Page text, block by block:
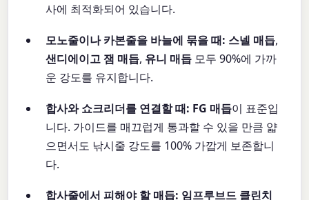
사에 최적화되어 있습니다.
모노줄이나 카본줄을 바늘에 묶을 때: 스넬 매듭,
샌디에이고 잼 매듭, 유니 매듭 모두 90%에 가까
운 강도를 유지합니다.
합사와 쇼크리더를 연결할 때: FG 매듭이 표준입
니다. 가이드를 매끄럽게 통과할 수 있을 만큼 얇
으면서도 낚시줄 강도를 100% 가깝게 보존합니
다.
합사줄에서 피해야 할 매듭: 임프루브드 클린치